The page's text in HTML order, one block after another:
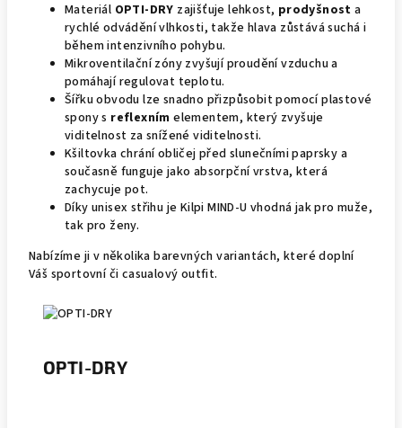
Materiál OPTI-DRY zajišťuje lehkost, prodyšnost a
rychlé odvádění vlhkosti, takže hlava zůstává suchá i
během intenzivního pohybu.
Mikroventilační zóny zvyšují proudění vzduchu a
pomáhají regulovat teplotu.
Šířku obvodu lze snadno přizpůsobit pomocí plastové
spony s reflexním elementem, který zvyšuje
viditelnost za snížené viditelnosti.
Kšiltovka chrání obličej před slunečními paprsky a
současně funguje jako absorpční vrstva, která
zachycuje pot.
Díky unisex střihu je Kilpi MIND-U vhodná jak pro muže,
tak pro ženy.
Nabízíme ji v několika barevných variantách, které doplní
Váš sportovní či casualový outfit.
OPTI-DRY